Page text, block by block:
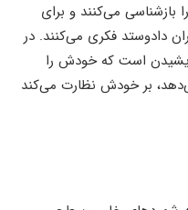
بازشناسی می‌کنند و برای
داد‌‌و‌ستد فکری می‌کنند. در
است که خودش را
بر خودش نظارت می‌کند